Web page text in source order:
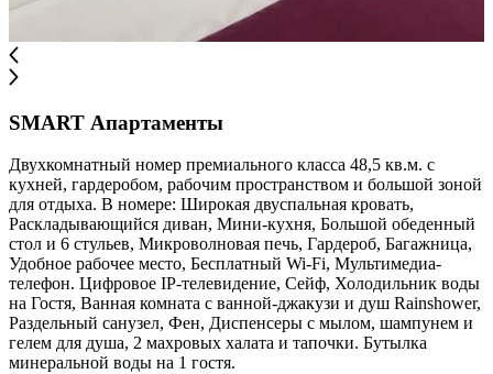
SMART Апартаменты
Двухкомнатный номер премиального класса 48,5 кв.м. с
кухней, гардеробом, рабочим пространством и большой зоной
для отдыха. В номере: Широкая двуспальная кровать,
Раскладывающийся диван, Мини-кухня, Большой обеденный
стол и 6 стульев, Микроволновая печь, Гардероб, Багажница,
Удобное рабочее место, Бесплатный Wi-Fi, Мультимедиа-
телефон. Цифровое IP-телевидение, Сейф, Холодильник воды
на Гостя, Ванная комната с ванной-джакузи и душ Rainshower,
Раздельный санузел, Фен, Диспенсеры с мылом, шампунем и
гелем для душа, 2 махровых халата и тапочки. Бутылка
минеральной воды на 1 гостя.